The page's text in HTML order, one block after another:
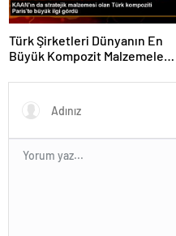
Türk Şirketleri Dünyanın En
Büyük Kompozit Malzemeler